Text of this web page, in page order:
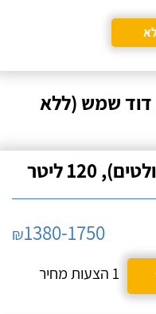
דוד שמש (ללא
ליטר
₪1380-1750
1 הצעות מחיר